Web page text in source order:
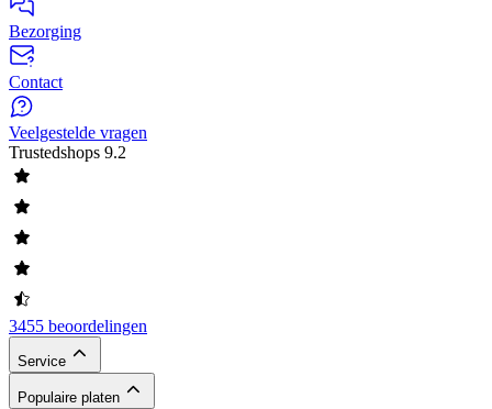
Bezorging
Contact
Veelgestelde vragen
Trustedshops 9.2
3455 beoordelingen
Service
Populaire platen